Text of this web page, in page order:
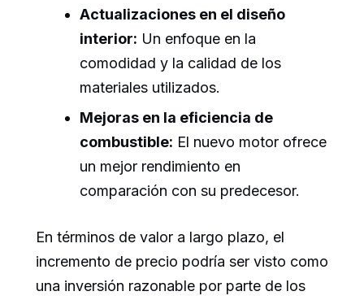
Actualizaciones en el diseño
interior: Un enfoque en la
comodidad y la calidad de los
materiales utilizados.
Mejoras en la eficiencia de
combustible: El nuevo motor ofrece
un mejor rendimiento en
comparación con su predecesor.
En términos de valor a largo plazo, el
incremento de precio podría ser visto como
una inversión razonable por parte de los